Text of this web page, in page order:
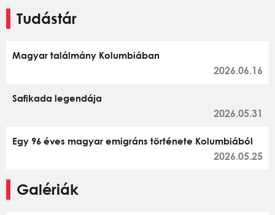
Tudástár
Magyar találmány Kolumbiában
2026.06.16
Safikada legendája
2026.05.31
Egy 96 éves magyar emigráns története Kolumbiából
2026.05.25
Galériák